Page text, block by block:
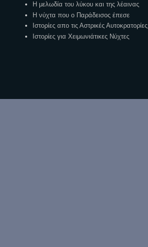
Η μελωδία του λύκου και της λέαινας
Η νύχτα που ο Παράδεισος έπεσε
Ιστορίες απο τις Αστρικές Αυτοκρατορίες
Ιστορίες για Χειμωνιάτικες Νύχτες